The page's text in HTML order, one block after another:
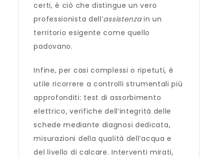
certi, è ciò che distingue un vero
professionista dell’assistenzain un
territorio esigente come quello
padovano.
Infine, per casi complessi o ripetuti, è
utile ricorrere a controlli strumentali più
approfonditi: test di assorbimento
elettrico, verifiche dell’integrità delle
schede mediante diagnosi dedicata,
misurazioni della qualità dell’acqua e
del livello di calcare. Interventi mirati,